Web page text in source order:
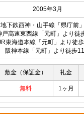
2005年3月
下鉄西神・山手線「県庁前
戸高速東西線「元町」より徒
東海道本線「元町」より徒
阪神本線「元町」より徒歩
敷金（保証金） 礼金
無料 1ヶ月